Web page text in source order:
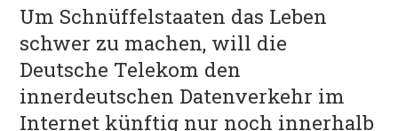
Um Schnüffelstaaten das Leben
schwer zu machen, will die
Deutsche Telekom den
innerdeutschen Datenverkehr im
Internet künftig nur noch innerhalb